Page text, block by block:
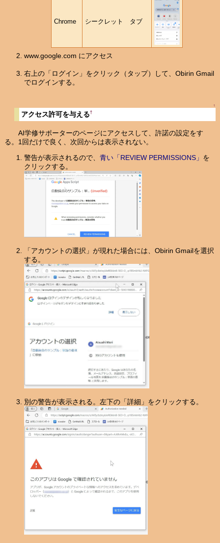
Chrome シークレット タブ
www.google.com にアクセス
右上の「ログイン」をクリック（タップ）して、Obirin Gmail
でログインする。
↑
アクセス許可を与える†
AI学修サポーターのページにアクセスして、許諾の設定をす
る。1回だけで良く、次回からは表示されない。
警告が表示されるので、 青い「REVIEW PERMISSIONS」 を
クリックする。
「アカウントの選択」が現れた場合には、Obirin Gmailを選択
する。
別の警告が表示される。左下の「詳細」をクリックする。